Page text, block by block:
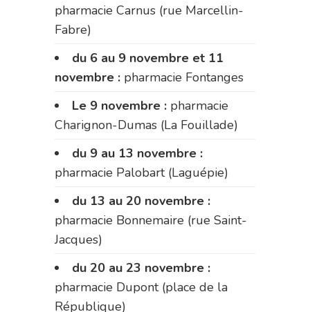
pharmacie Carnus (rue Marcellin-
Fabre)
du 6 au 9 novembre et 11
novembre : pharmacie Fontanges
Le 9 novembre : pharmacie
Charignon-Dumas (La Fouillade)
du 9 au 13 novembre :
pharmacie Palobart (Laguépie)
du 13 au 20 novembre :
pharmacie Bonnemaire (rue Saint-
Jacques)
du 20 au 23 novembre :
pharmacie Dupont (place de la
République)